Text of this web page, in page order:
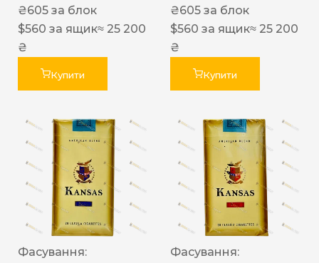
₴605 за блок
$560 за ящик≈ 25 200
₴
Купити
₴605 за блок
$560 за ящик≈ 25 200
₴
Купити
Фасування:
Фасування: